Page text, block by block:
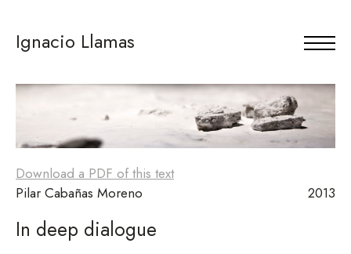
Ignacio Llamas
Pilar Cabañas Moreno 2013
Download a PDF of this text
In deep dialogue